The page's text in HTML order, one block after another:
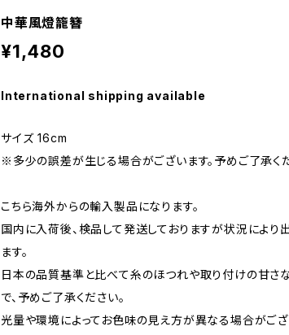
中華風燈籠簪
¥1,480
International shipping available
サイズ 16cm
※多少の誤差が生じる場合がございます。予めご了承くだ
こちら海外からの輸入製品になります。
国内に入荷後、検品して発送しておりますが状況によ
ます。
日本の品質基準と比べて糸のほつれや取り付けの甘さ
で、予めご了承ください。
光量や環境によってお色味の見え方が異なる場合がござ